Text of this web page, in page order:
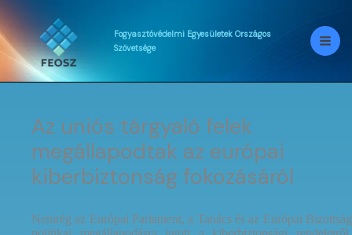
Skip
to
content
Fogyasztóvédelmi Egyesületek Országos
Szövetsége
Az uniós tárgyaló felek
megállapodtak az európai
kiberbiztonság fokozásáról
Nemrég az Európai Parlament, a Tanács és az Európai Bizottság